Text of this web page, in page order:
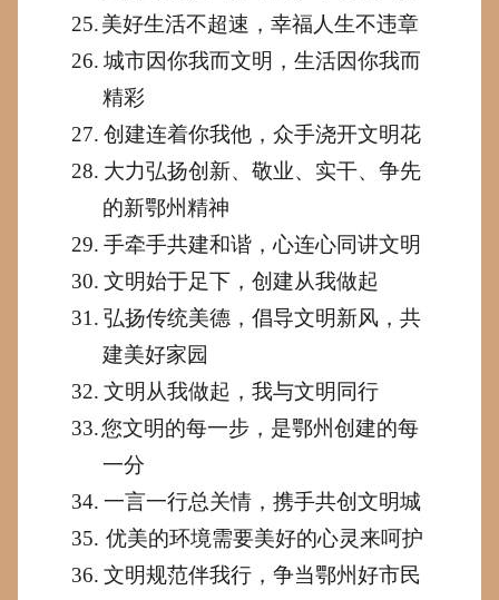
25.美好生活不超速，幸福人生不违章
26. 城市因你我而文明，生活因你我而
精彩
27. 创建连着你我他，众手浇开文明花
28. 大力弘扬创新、敬业、实干、争先
的新鄂州精神
29. 手牵手共建和谐，心连心同讲文明
30. 文明始于足下，创建从我做起
31. 弘扬传统美德，倡导文明新风，共
建美好家园
32. 文明从我做起，我与文明同行
33.您文明的每一步，是鄂州创建的每
一分
34. 一言一行总关情，携手共创文明城
35. 优美的环境需要美好的心灵来呵护
36. 文明规范伴我行，争当鄂州好市民